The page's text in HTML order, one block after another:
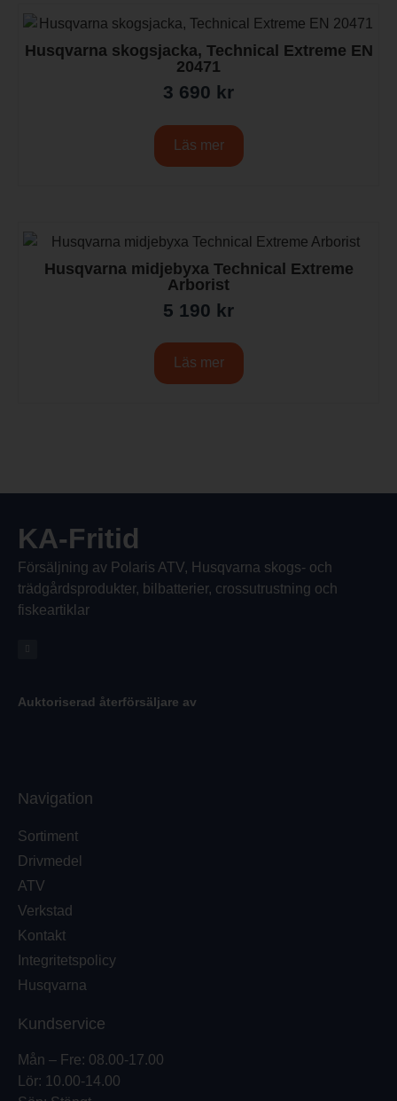
Husqvarna skogsjacka, Technical Extreme EN
20471
3 690 kr
Läs mer
Husqvarna midjebyxa Technical Extreme
Arborist
5 190 kr
Läs mer
KA-Fritid
Försäljning av Polaris ATV, Husqvarna skogs- och
trädgårdsprodukter, bilbatterier, crossutrustning och
fiskeartiklar
Auktoriserad återförsäljare av
Navigation
Sortiment
Drivmedel
ATV
Verkstad
Kontakt
Integritetspolicy
Husqvarna
Kundservice
Mån – Fre: 08.00-17.00
Lör: 10.00-14.00